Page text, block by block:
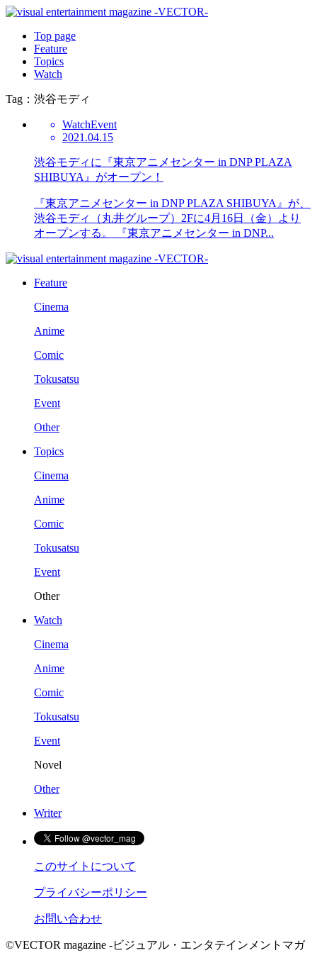
Top page
Feature
Topics
Watch
Tag：渋谷モディ
WatchEvent
2021.04.15
渋谷モディに『東京アニメセンター in DNP PLAZA
SHIBUYA』がオープン！
『東京アニメセンター in DNP PLAZA SHIBUYA』が、
渋谷モディ（丸井グループ）2Fに4月16日（金）より
オープンする。 『東京アニメセンター in DNP...
Feature
Cinema
Anime
Comic
Tokusatsu
Event
Other
Topics
Cinema
Anime
Comic
Tokusatsu
Event
Other
Watch
Cinema
Anime
Comic
Tokusatsu
Event
Novel
Other
Writer
このサイトについて
プライバシーポリシー
お問い合わせ
©VECTOR magazine -ビジュアル・エンタテインメントマガ